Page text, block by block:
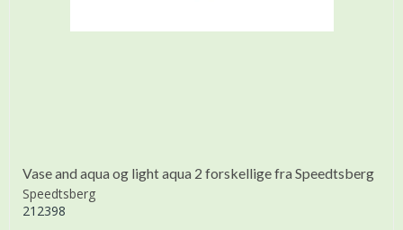
Vase and aqua og light aqua 2 forskellige fra Speedtsberg
Speedtsberg
212398